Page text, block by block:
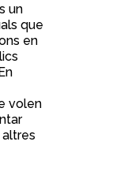
un
que
en
volen